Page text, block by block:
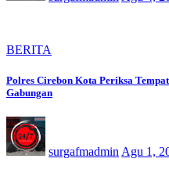
BERITA
Polres Cirebon Kota Periksa
Gabungan
surgafmadmin Agu 1,